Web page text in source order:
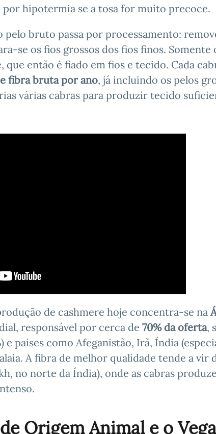
hipotermia se a tosa for muito precoce.
pelo bruto passa por processamento:
se os fios grossos dos fios finos. Somente
que então é fiado em fios e tecido. Cada
fibra bruta por ano, já incluindo os pelos
várias cabras para produzir tecido
de cashmere hoje concentra-se na
responsável por cerca de 70% da oferta,
e países como Afeganistão, Irã, Índia
A fibra de melhor qualidade tende a vir
no norte da Índia), onde as cabras
Origem Animal e o